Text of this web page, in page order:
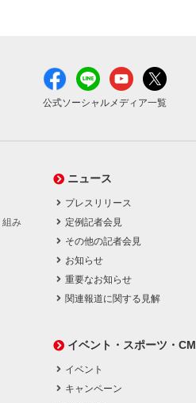
公式ソーシャルメディア一覧
組み
ニュース
プレスリリース
定例記者会見
その他の記者会見
お知らせ
重要なお知らせ
関連報道に関する見解
イベント・スポーツ・CM
イベント
キャンペーン